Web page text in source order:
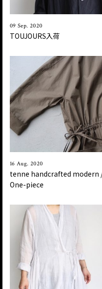
09 Sep. 2020
TOUJOURS入荷
16 Aug. 2020
tenne handcrafted modern
One-piece